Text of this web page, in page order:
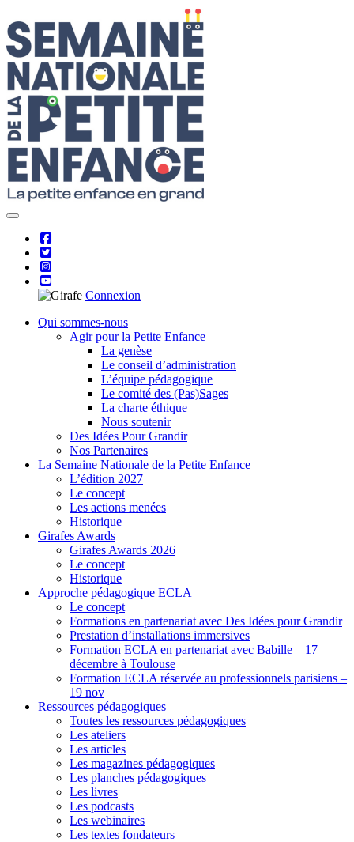
to
content
Connexion
Qui sommes-nous
Agir pour la Petite Enfance
La genèse
Le conseil d’administration
L’équipe pédagogique
Le comité des (Pas)Sages
La charte éthique
Nous soutenir
Des Idées Pour Grandir
Nos Partenaires
La Semaine Nationale de la Petite Enfance
L’édition 2027
Le concept
Les actions menées
Historique
Girafes Awards
Girafes Awards 2026
Le concept
Historique
Approche pédagogique ECLA
Le concept
Formations en partenariat avec Des Idées pour Grandir
Prestation d’installations immersives
Formation ECLA en partenariat avec Babille – 17
décembre à Toulouse
Formation ECLA réservée au professionnels parisiens –
19 nov
Ressources pédagogiques
Toutes les ressources pédagogiques
Les ateliers
Les articles
Les magazines pédagogiques
Les planches pédagogiques
Les livres
Les podcasts
Les webinaires
Les textes fondateurs